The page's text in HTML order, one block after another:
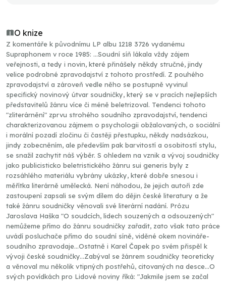
O knize
Z komentáře k původnímu LP albu 1218 3726 vydanému
Supraphonem v roce 1985: ...Soudní síň lákala vždy zájem
veřejnosti, a tedy i novin, které přinášely někdy stručné, jindy
velice podrobné zpravodajství z tohoto prostředí. Z pouhého
zpravodajství a zároveň vedle něho se postupně vyvinul
specifický novinový útvar soudničky, který se v pracích nejlepších
představitelů žánru více či méně beletrizoval. Tendenci tohoto
"zliterárnění" zprvu strohého soudního zpravodajství, tendenci
charakterizovanou zájmem o psychologii obžalovaných, o sociální
i morální pozadí zločinu či častěji přestupku, někdy nadsázkou,
jindy zobecněním, ale především pak barvitostí a osobitostí stylu,
se snažil zachytit náš výběr. S ohledem na vznik a vývoj soudničky
jako publicisticko beletristického žánru sui generis byly z
rozsáhlého materiálu vybrány ukázky, které dobře snesou i
měřítka literárně umělecká. Není náhodou, že jejich autoři zde
zastoupení zapsali se svým dílem do dějin české literatury a že
také žánru soudničky věnovali své literární nadání. Prózu
Jaroslava Haška "O soudcích, lidech souzených a odsouzených"
nemůžeme přímo do žánru soudničky zařadit, zato však tato práce
uvádí posluchače přímo do soudní síně, viděné okem novináře-
soudního zpravodaje...Ostatně i Karel Čapek po svém přispěl k
vývoji české soudničky...Zabýval se žánrem soudničky teoreticky
a věnoval mu několik vtipných postřehů, citovaných na desce...O
svých povídkách pro Lidové noviny říká: "Jakmile jsem se začal